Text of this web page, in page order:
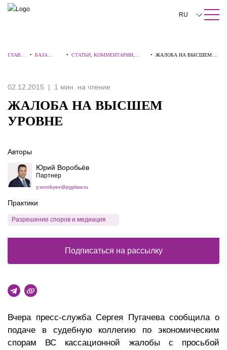
ПОИСК ПО САЙТУ Закрыть
RU
中文
ГЛАВН
•БАЗА
•СТАТЬИ, КОММЕНТАРИИ,
• ЖАЛОБА НА ВЫСШЕМ
02.12.2015 1 мин. на чтение
ЖАЛОБА НА ВЫСШЕМ
УРОВНЕ
Вчера пресс-служба Сергея Пугачева сообщила о
подаче в судебную коллегию по экономическим
спорам ВС кассационной жалобы с просьбой
Авторы
Юрий Воробьёв
Партнер
y.vorobyev@pgplaw.ru
Практики
Разрешение споров и медиация
Подписаться на рассылку